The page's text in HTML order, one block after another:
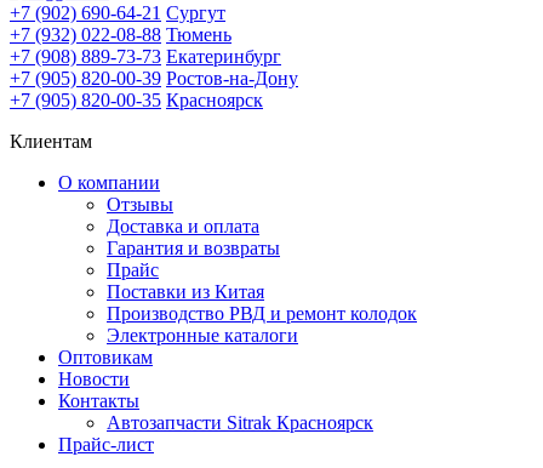
+7 (902) 690-64-21 Сургут
+7 (932) 022-08-88 Тюмень
+7 (908) 889-73-73 Екатеринбург
+7 (905) 820-00-39 Ростов-на-Дону
+7 (905) 820-00-35 Красноярск
Клиентам
О компании
Отзывы
Доставка и оплата
Гарантия и возвраты
Прайс
Поставки из Китая
Производство РВД и ремонт колодок
Электронные каталоги
Оптовикам
Новости
Контакты
Автозапчасти Sitrak Красноярск
Прайс-лист